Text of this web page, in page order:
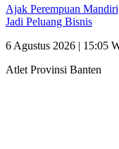
Ajak Perempuan
Jadi Peluang Bisnis
6 Agustus 2026 | 15:05
Atlet Provinsi Banten